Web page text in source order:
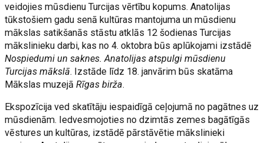
veidojies mūsdienu Turcijas vērtību kopums. Anatolijas
tūkstošiem gadu senā kultūras mantojuma un mūsdienu
mākslas satikšanās stāstu atklās 12 šodienas Turcijas
mākslinieku darbi, kas no 4. oktobra būs aplūkojami izstādē
Nospiedumi un saknes. Anatolijas atspulgi mūsdienu
Turcijas mākslā. Izstāde līdz 18. janvārim būs skatāma
Mākslas muzejāRīgas birža.
Ekspozīcija ved skatītāju iespaidīgā ceļojumā no pagātnes uz
mūsdienām. Iedvesmojoties no dzimtās zemes bagātīgās
vēstures un kultūras, izstādē pārstāvētie mākslinieki